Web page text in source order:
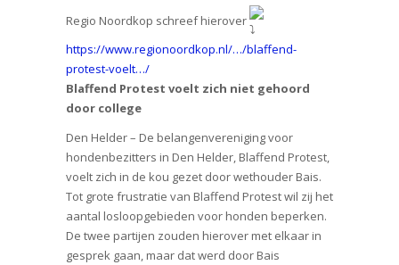
Regio Noordkop schreef hierover
https://www.regionoordkop.nl/…/blaffend-
protest-voelt…/
Blaffend Protest voelt zich niet gehoord
door college
Den Helder – De belangenvereniging voor
hondenbezitters in Den Helder, Blaffend Protest,
voelt zich in de kou gezet door wethouder Bais.
Tot grote frustratie van Blaffend Protest wil zij het
aantal losloopgebieden voor honden beperken.
De twee partijen zouden hierover met elkaar in
gesprek gaan, maar dat werd door Bais